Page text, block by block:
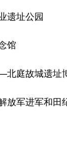
址公园
馆
庭故城遗址
军进军和田